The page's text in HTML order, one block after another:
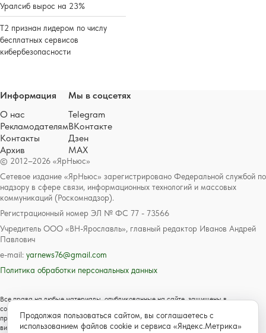
Уралсиб вырос на 23%
Т2 признан лидером по числу
бесплатных сервисов
кибербезопасности
© 2012–2026 «ЯрНьюс»
Сетевое издание «ЯрНьюс» зарегистрировано Федеральной службой по
надзору в сфере связи, информационных технологий и массовых
коммуникаций (Роскомнадзор).
Регистрационный номер ЭЛ № ФС 77 - 73566
Учредитель ООО «ВН-Ярославль», главный редактор Иванов Андрей
Павлович
e-mail: yarnews76@gmail.com
Политика обработки персональных данных
Все права на любые материалы, опубликованные на сайте, защищены в
соответствии с российским и международным законодательством об авторском
праве и смежных правах. Любое использование текстовых, фото, аудио и
видеоматериалов возможно только с согласия правообладателя с обязательной
Информация
О нас
Рекламодателям
Контакты
Архив
Мы в соцсетях
Telegram
ВКонтакте
Дзен
MAX
Продолжая пользоваться сайтом, вы соглашаетесь с
использованием файлов cookie и сервиса «Яндекс.Метрика»